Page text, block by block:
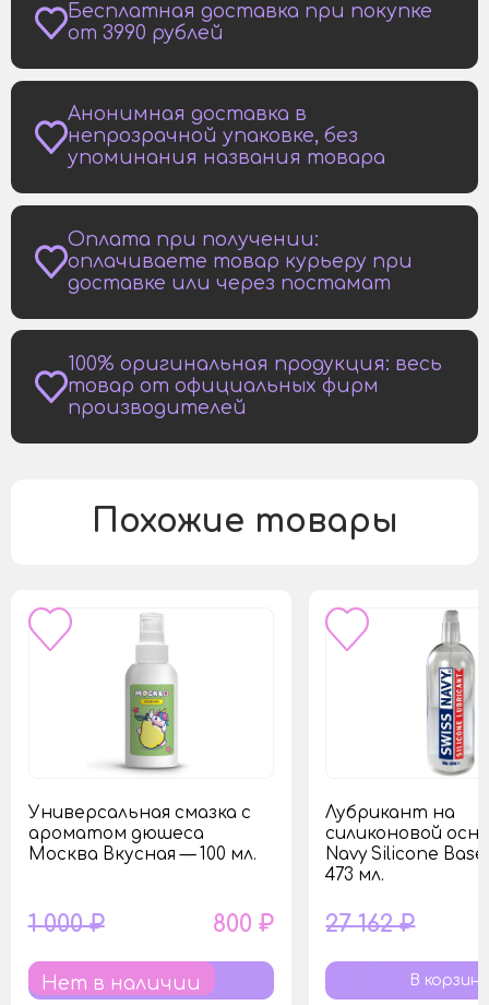
Бесплатная доставка при покупке
от 3990 рублей
Анонимная доставка в
непрозрачной упаковке, без
упоминания названия товара
Оплата при получении:
оплачиваете товар курьеру при
доставке или через постамат
100% оригинальная продукция: весь
товар от официальных фирм
производителей
Похожие товары
Универсальная смазка с
ароматом дюшеса
Москва Вкусная — 100 мл.
1 000 ₽ 800 ₽
Нет в наличии
Лубрикант на
силиконовой
Navy Silicone
473 мл.
27 162 ₽